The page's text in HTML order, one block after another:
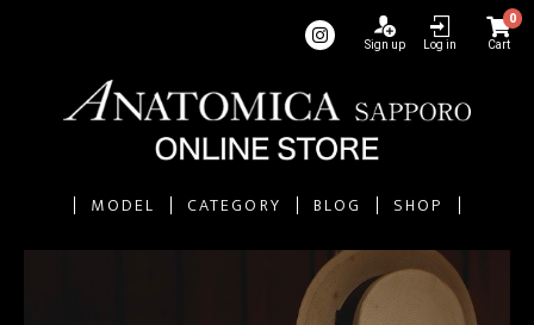
Sign up Log in
0
Cart
MODEL CATEGORY BLOG SHOP